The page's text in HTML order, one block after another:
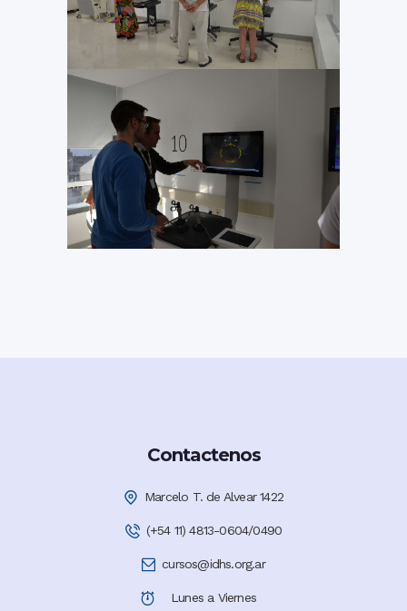
Contactenos
Marcelo T. de Alvear 1422
(+54 11) 4813-0604/0490
cursos@idhs.org.ar
Lunes a Viernes